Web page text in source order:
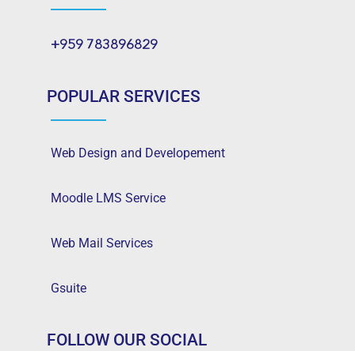
+959 783896829
POPULAR SERVICES
Web Design and Developement
Moodle LMS Service
Web Mail Services
Gsuite
FOLLOW OUR SOCIAL